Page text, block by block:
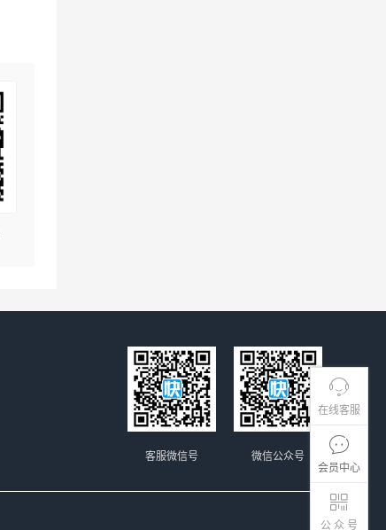
在线客服
会员中心
公 众 号
微信公众号
客服微信号